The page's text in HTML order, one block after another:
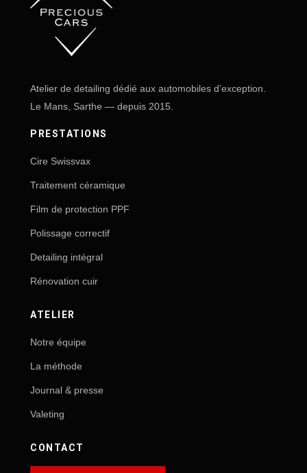
Atelier de detailing dédié aux automobiles d’exception.
Le Mans, Sarthe — depuis 2015.
PRESTATIONS
Cire Swissvax
Traitement céramique
Film de protection PPF
Polissage correctif
Detailing intégral
Rénovation cuir
ATELIER
Notre équipe
La méthode
Journal & presse
Valeting
CONTACT